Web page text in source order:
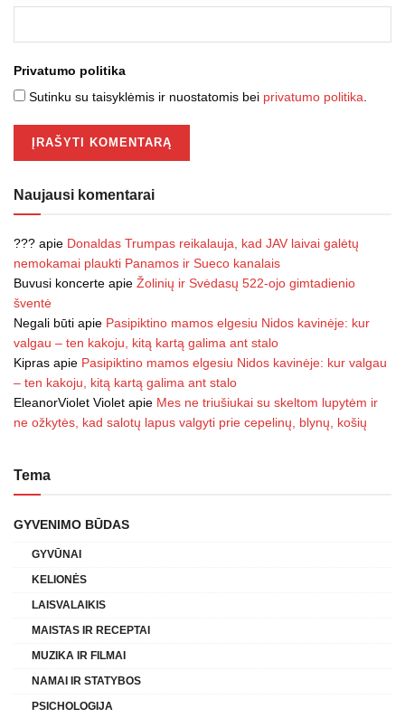
Privatumo politika
Sutinku su taisyklėmis ir nuostatomis bei privatumo politika
Naujausi komentarai
??? apie Donaldas Trumpas reikalauja, kad JAV laivai galėtų
nemokamai plaukti Panamos ir Sueco kanalais
Buvusi koncerte apie Žolinių ir Svėdasų 522-ojo gimtadienio
šventė
Negali būti apie Pasipiktino mamos elgesiu Nidos kavinėje: kur
valgau – ten kakoju, kitą kartą galima ant stalo
Kipras apie Pasipiktino mamos elgesiu Nidos kavinėje: kur valgau
– ten kakoju, kitą kartą galima ant stalo
EleanorViolet Violet apie Mes ne triušiukai su skeltom lupytėm ir
ne ožkytės, kad salotų lapus valgyti prie cepelinų, blynų, košių
Tema
GYVENIMO BŪDAS
GYVŪNAI
KELIONĖS
LAISVALAIKIS
MAISTAS IR RECEPTAI
MUZIKA IR FILMAI
NAMAI IR STATYBOS
PSICHOLOGIJA